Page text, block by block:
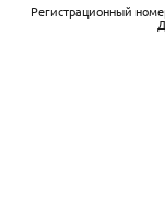
Регистрационный